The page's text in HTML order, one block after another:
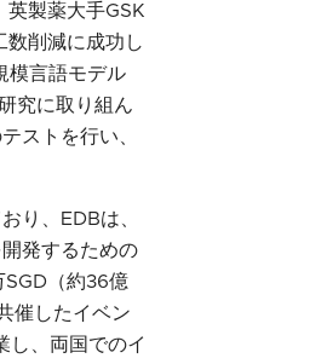
製薬大手GSK
削減に成功し
模言語モデル
究に取り組ん
ストを行い、
り、EDBは、
発するための
（約36億
催したイベン
し、両国でのイ